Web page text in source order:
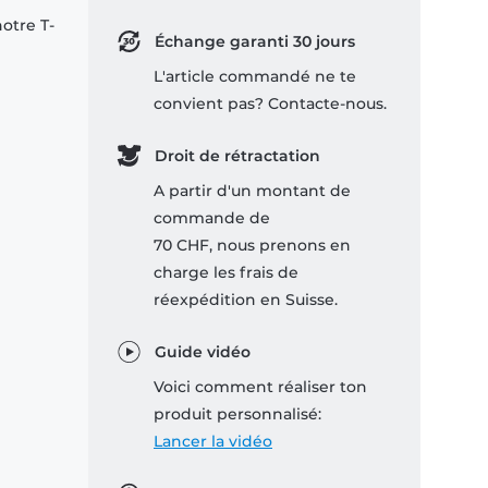
T-
Échange garanti 30 jours
L'article commandé ne te
convient pas? Contacte-nous.
Droit de rétractation
A partir d'un montant de
commande de
70 CHF, nous prenons en
charge les frais de
réexpédition en Suisse.
Guide vidéo
Voici comment réaliser ton
produit personnalisé:
Lancer la vidéo